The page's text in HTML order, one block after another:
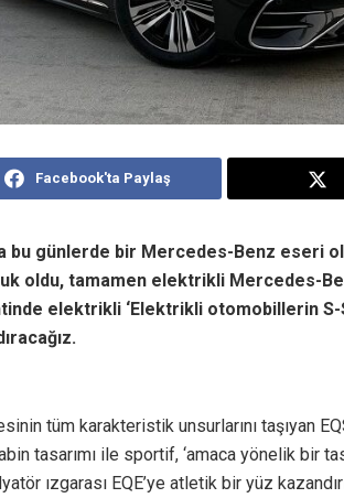
Facebook'ta Paylaş
bu günlerde bir Mercedes-Benz eseri
oldu, tamamen elektrikli Mercedes-
elektrikli ‘Elektrikli otomobillerin S-
tüm karakteristik unsurlarını taşıyan
tasarımı ile sportif, ‘amaca yönelik bir
ızgarası EQE’ye atletik bir yüz